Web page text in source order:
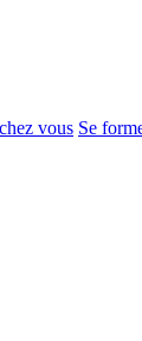
vous Se